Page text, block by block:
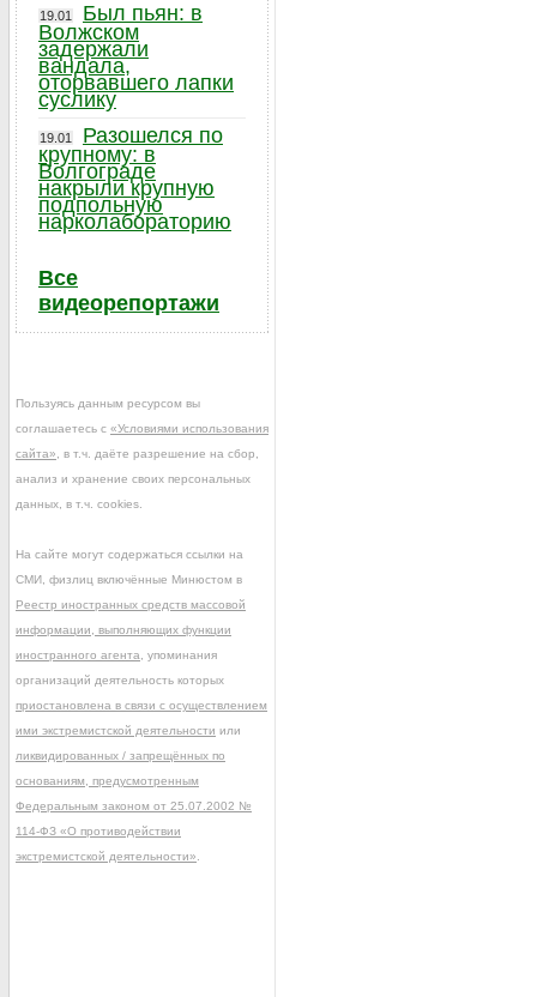
19.01
Был пьян: в
Волжском
задержали
вандала,
оторвавшего лапки
суслику
19.01
Разошелся по
крупному: в
Волгограде
накрыли крупную
подпольную
нарколабораторию
Все
видеорепортажи
Пользуясь данным ресурсом вы
соглашаетесь с «Условиями использования
сайта» , в т.ч. даёте разрешение на сбор,
анализ и хранение своих персональных
данных, в т.ч. cookies.
На сайте могут содержаться ссылки на
СМИ, физлиц включённые Минюстом в
Реестр иностранных средств массовой
информации, выполняющих функции
иностранного агента , упоминания
организаций деятельность которых
приостановлена в связи с осуществлением
ими экстремистской деятельности или
ликвидированных / запрещённых по
основаниям, предусмотренным
Федеральным законом от 25.07.2002 №
114-ФЗ «О противодействии
экстремистской деятельности»